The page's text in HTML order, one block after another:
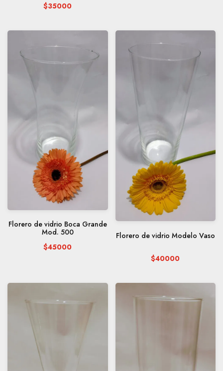
$35000
Florero de vidrio Boca Grande
Mod. 500
$45000
Florero de vidrio Modelo Vaso
$40000